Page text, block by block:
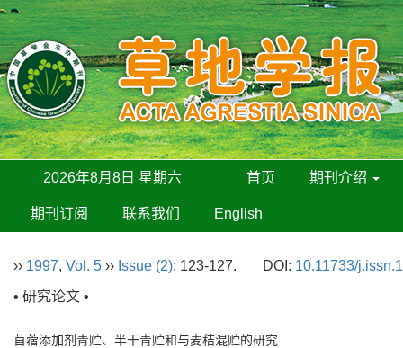
2026年8月8日 星期六 首页 期刊介绍
期刊订阅 联系我们 English
›› 1997, Vol. 5 ›› Issue (2): 123-127. DOI: 10.11733/
• 研究论文 •
苜蓿添加剂青贮、半干青贮和与麦秸混贮的研究